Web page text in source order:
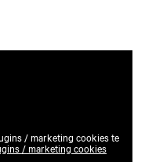
/ marketing cookies te
/ marketing cookies